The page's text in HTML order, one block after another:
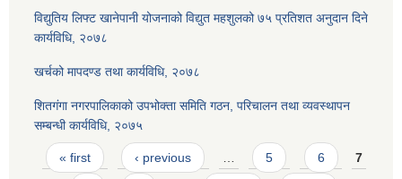
विद्युतिय लिफ्ट खानेपानी योजनाको विद्युत महशुलको ७५ प्रतिशत अनुदान दिने
कार्यविधि, २०७८
खर्चको मापदण्ड तथा कार्यविधि, २०७८
शितगंगा नगरपालिकाको उपभोक्ता समिति गठन, परिचालन तथा व्यवस्थापन
सम्बन्धी कार्यविधि, २०७५
Pages
« first ‹ previous 5 6 7